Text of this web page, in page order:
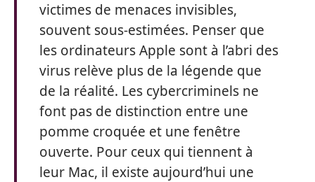
victimes de menaces invisibles,
souvent sous-estimées. Penser que
les ordinateurs Apple sont à l’abri des
virus relève plus de la légende que
de la réalité. Les cybercriminels ne
font pas de distinction entre une
pomme croquée et une fenêtre
ouverte. Pour ceux qui tiennent à
leur Mac, il existe aujourd’hui une